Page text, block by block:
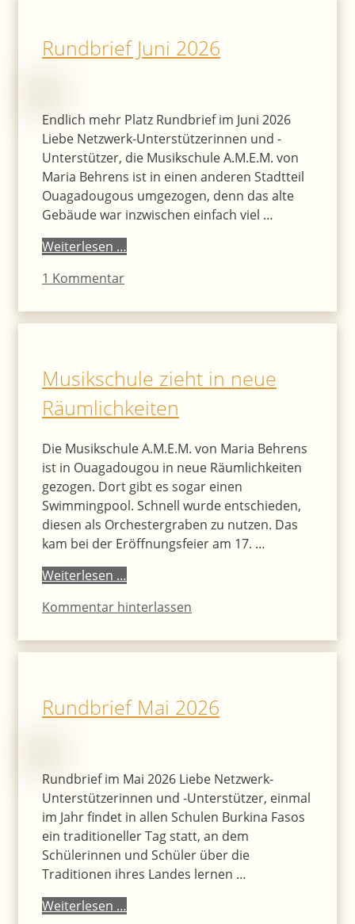
Rundbrief Juni 2026
Endlich mehr Platz Rundbrief im Juni 2026
Liebe Netzwerk-Unterstützerinnen und -
Unterstützer, die Musikschule A.M.E.M. von
Maria Behrens ist in einen anderen Stadtteil
Ouagadougous umgezogen, denn das alte
Gebäude war inzwischen einfach viel …
Weiterlesen …
1 Kommentar
Musikschule zieht in neue
Räumlichkeiten
Die Musikschule A.M.E.M. von Maria Behrens
ist in Ouagadougou in neue Räumlichkeiten
gezogen. Dort gibt es sogar einen
Swimmingpool. Schnell wurde entschieden,
diesen als Orchestergraben zu nutzen. Das
kam bei der Eröffnungsfeier am 17. …
Weiterlesen …
Kommentar hinterlassen
Rundbrief Mai 2026
Rundbrief im Mai 2026 Liebe Netzwerk-
Unterstützerinnen und -Unterstützer, einmal
im Jahr findet in allen Schulen Burkina Fasos
ein traditioneller Tag statt, an dem
Schülerinnen und Schüler über die
Traditionen ihres Landes lernen …
Weiterlesen …